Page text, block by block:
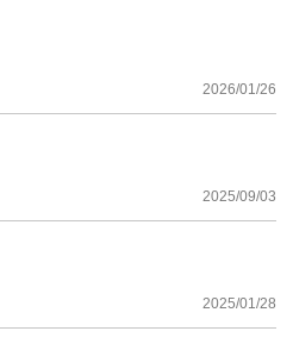
2026/01/26
2025/09/03
2025/01/28